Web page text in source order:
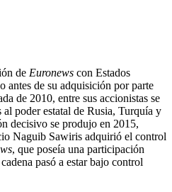
de Euronews con Estados
antes de su adquisición por parte
de 2010, entre sus accionistas se
poder estatal de Rusia, Turquía y
decisivo se produjo en 2015,
Naguib Sawiris adquirió el control
, que poseía una participación
pasó a estar bajo control